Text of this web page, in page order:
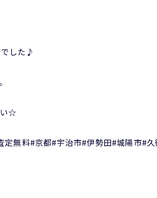
した♪
い☆
無料#京都#宇治市#伊勢田#城陽市#